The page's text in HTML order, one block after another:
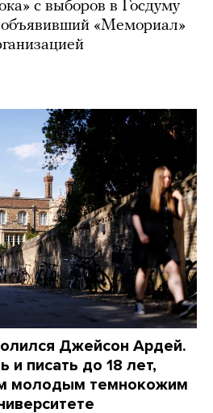
с выборов в Госдуму
объявивший «Мемориал»
Джейсон Ардей.
и писать до 18 лет,
молодым темнокожим